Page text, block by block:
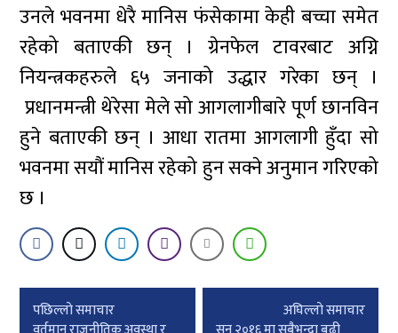
उनले भवनमा धेरै मानिस फंसेकामा केही बच्चा समेत
रहेको बताएकी छन् । ग्रेनफेल टावरबाट अग्नि
नियन्त्रकहरुले ६५ जनाको उद्धार गरेका छन् ।
प्रधानमन्त्री थेरेसा मेले सो आगलागीबारे पूर्ण छानविन
हुने बताएकी छन् । आधा रातमा आगलागी हुँदा सो
भवनमा सयौं मानिस रहेको हुन सक्ने अनुमान गरिएको
छ ।
Post
पछिल्लाे समाचार
अघिल्लाे समाचार